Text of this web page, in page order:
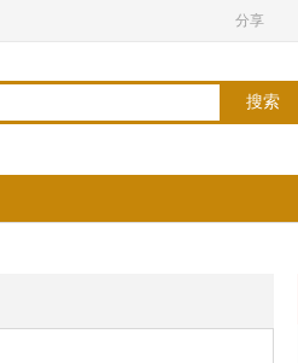
分享